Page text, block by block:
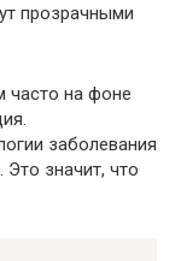
прозрачными
часто на фоне
заболевания
значит, что